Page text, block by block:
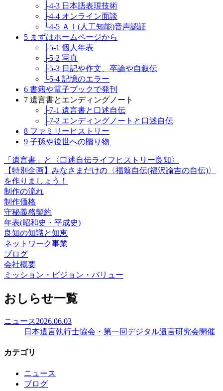
├4-3 日本語表現技術
├4-4 オンライン面談
└4-5 ＡＩ(人工知能)音声認証
5 まずはホームページから
├5-1 個人年表
├5-2 写真
├5-3 日記や作文、卒論や自叙伝
└5-4 記憶のエラー
6 書籍や電子ブックで発刊
7 遺言書とエンディングノート
├7-1 遺言書と口述自伝
├7-2 エンディングノートと口述自伝
8 ファミリーヒストリー
9 子孫や後世への贈り物
「遺言書」と〈口述自伝ライフヒストリー良知〉
【特別企画】みなさまだけの〈福翁自伝(福沢諭吉の自伝)〉
を作りましょう！
制作の流れ
制作価格
守秘義務契約
年表(昭和史・平成史)
良知の知識と知恵
ネットワーク事業
ブログ
会社概要
ミッション・ビジョン・バリュー
おしらせ一覧
ニュース2026.06.03
日本遺言執行士協会・第一回デジタル遺言研究会開催
カテゴリ
ニュース
ブログ